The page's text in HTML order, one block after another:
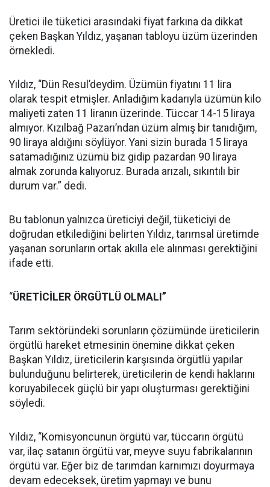
Üretici ile tüketici arasındaki fiyat farkına da dikkat
çeken Başkan Yıldız, yaşanan tabloyu üzüm üzerinden
örnekledi.
Yıldız, “Dün Resul’deydim. Üzümün fiyatını 11 lira
olarak tespit etmişler. Anladığım kadarıyla üzümün kilo
maliyeti zaten 11 liranın üzerinde. Tüccar 14-15 liraya
almıyor. Kızılbağ Pazarı’ndan üzüm almış bir tanıdığım,
90 liraya aldığını söylüyor. Yani sizin burada 15 liraya
satamadığınız üzümü biz gidip pazardan 90 liraya
almak zorunda kalıyoruz. Burada arızalı, sıkıntılı bir
durum var.” dedi.
Bu tablonun yalnızca üreticiyi değil, tüketiciyi de
doğrudan etkilediğini belirten Yıldız, tarımsal üretimde
yaşanan sorunların ortak akılla ele alınması gerektiğini
ifade etti.
“ÜRETİCİLER ÖRGÜTLÜ OLMALI”
Tarım sektöründeki sorunların çözümünde üreticilerin
örgütlü hareket etmesinin önemine dikkat çeken
Başkan Yıldız, üreticilerin karşısında örgütlü yapılar
bulunduğunu belirterek, üreticilerin de kendi haklarını
koruyabilecek güçlü bir yapı oluşturması gerektiğini
söyledi.
Yıldız, “Komisyoncunun örgütü var, tüccarın örgütü
var, ilaç satanın örgütü var, meyve suyu fabrikalarının
örgütü var. Eğer biz de tarımdan karnımızı doyurmaya
devam edeceksek, üretim yapmayı ve bunu